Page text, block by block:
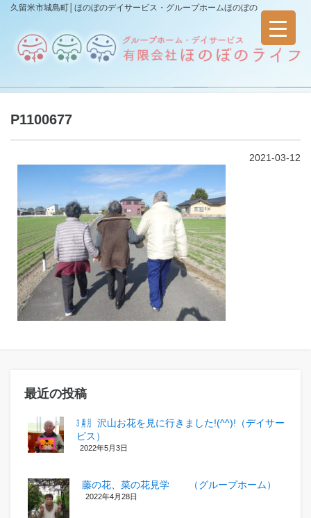
久留米市城島町│ほのぼのデイサービス・グループホームほのぼの
P1100677
2021-03-12
最近の投稿
㋂㋃、沢山お花を見に行きました!(^^)!（デイサー
ビス）
2022年5月3日
藤の花、菜の花見学 （グループホーム）
2022年4月28日